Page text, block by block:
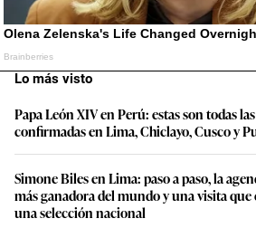
Lo más visto
Papa León XIV en Perú: estas son todas
confirmadas en Lima, Chiclayo, Cusco y
Simone Biles en Lima: paso a paso, la
más ganadora del mundo y una visita
una selección nacional